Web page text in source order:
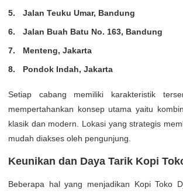
Jalan Teuku Umar, Bandung
Jalan Buah Batu No. 163, Bandung
Menteng, Jakarta
Pondok Indah, Jakarta
Setiap cabang memiliki karakteristik
mempertahankan konsep utama yaitu
klasik dan modern. Lokasi yang strategis
mudah diakses oleh pengunjung.
Keunikan dan Daya Tarik Kopi
Beberapa hal yang menjadikan Kopi Toko